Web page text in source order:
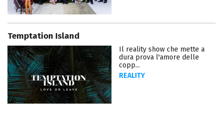
Temptation Island
Il reality show che mette a
dura prova l'amore delle
copp...
REALITY